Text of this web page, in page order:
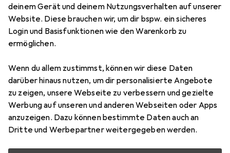
deinem Gerät und deinem Nutzungsverhalten auf unserer
Website. Diese brauchen wir, um dir bspw. ein sicheres
Login und Basisfunktionen wie den Warenkorb zu
ermöglichen.
Wenn du allem zustimmst, können wir diese Daten
darüber hinaus nutzen, um dir personalisierte Angebote
zu zeigen, unsere Webseite zu verbessern und gezielte
Werbung auf unseren und anderen Webseiten oder Apps
anzuzeigen. Dazu können bestimmte Daten auch an
Dritte und Werbepartner weitergegeben werden.
6 Bilder
Huawei FreeLace CM70-C
ANC, 18 h, Kabellos
5
Bewertungen Marke
Mehr von Huawei
Aktuell nicht lieferbar
Benachrichtigen, wenn lieferbar